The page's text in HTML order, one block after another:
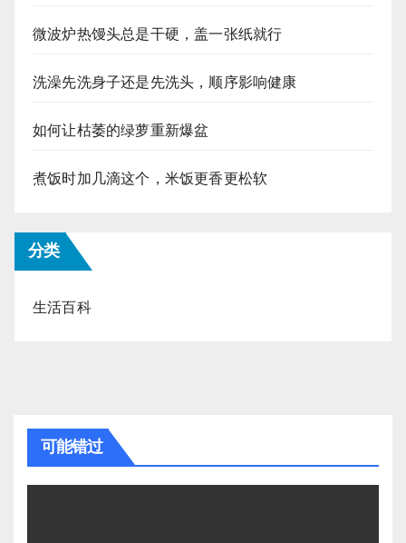
微波炉热馒头总是干硬，盖一张纸就行
洗澡先洗身子还是先洗头，顺序影响健康
如何让枯萎的绿萝重新爆盆
煮饭时加几滴这个，米饭更香更松软
分类
生活百科
可能错过